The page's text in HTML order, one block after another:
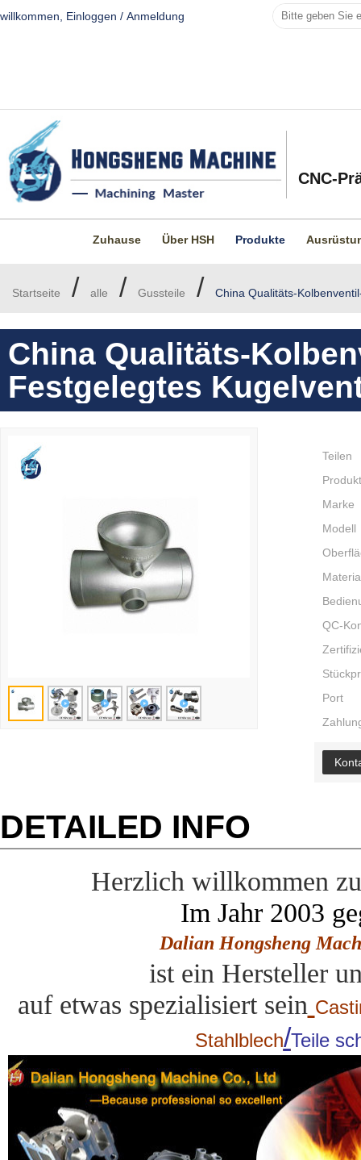
willkommen, Einloggen / Anmeldung
CNC-
Zuhause Über HSH Produkte
Startseite / alle / Gussteile / China Qualitäts-
China Qualitäts-
Festgelegtes
Teilen
Marke
Modell
QC-
Port
DETAILED INFO
Herzlich willkommen
Im Jahr 2003
Dalian Hongsheng
ist ein Hersteller
auf etwas spezialisiert sein
Stahlblech/Teile